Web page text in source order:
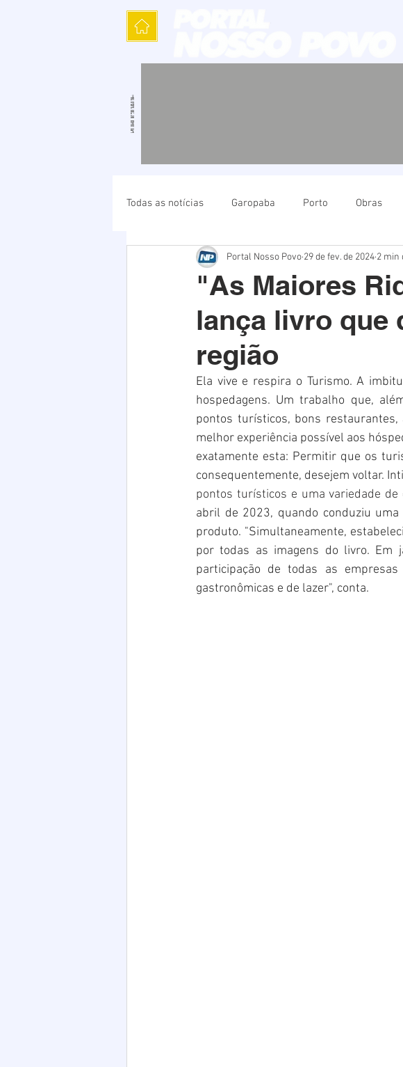
Todas as notícias Garopaba Porto Obras
Cultura Polícia Natureza
Verão Saúde Polícia
"As Maiores
lança livro que
região
Portal Nosso Povo 29 de fev. de 2024 2 min
Ela vive e respira o Turismo. A
hospedagens. Um trabalho que,
pontos turísticos, bons restaurantes,
melhor experiência possível aos
exatamente esta: Permitir que os
consequentemente, desejem voltar.
pontos turísticos e uma variedade
abril de 2023, quando conduziu
produto. "Simultaneamente,
por todas as imagens do livro. Em
participação de todas as
gastronômicas e de lazer", conta.